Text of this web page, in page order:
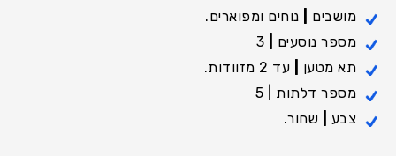
מושבים
נוחים ומפוארים.
מספר נוסעים
תא מטען
עד 2 מזוודות.
מספר דלתות
צבע
שחור.